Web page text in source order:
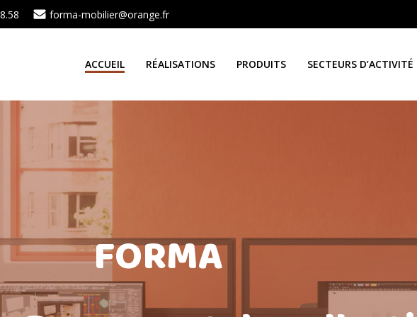
forma-mobilier@orange.fr
ACCUEIL RÉALISATIONS PRODUITS SECTEURS D’ACTIVITÉ
FORMA